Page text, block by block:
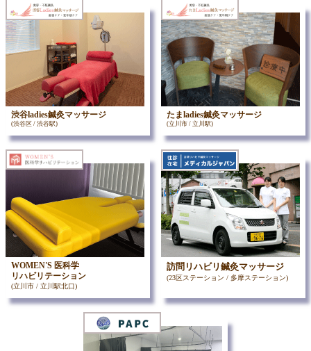
渋谷ladies鍼灸マッサージ
(渋谷区 / 渋谷駅)
たまladies鍼灸マッサージ
(立川市 / 立川駅)
WOMEN'S 医科学
リハビリテーション
(立川市 / 立川駅北口)
訪問リハビリ鍼灸マッサージ
(23区ステーション / 多摩ステーション)